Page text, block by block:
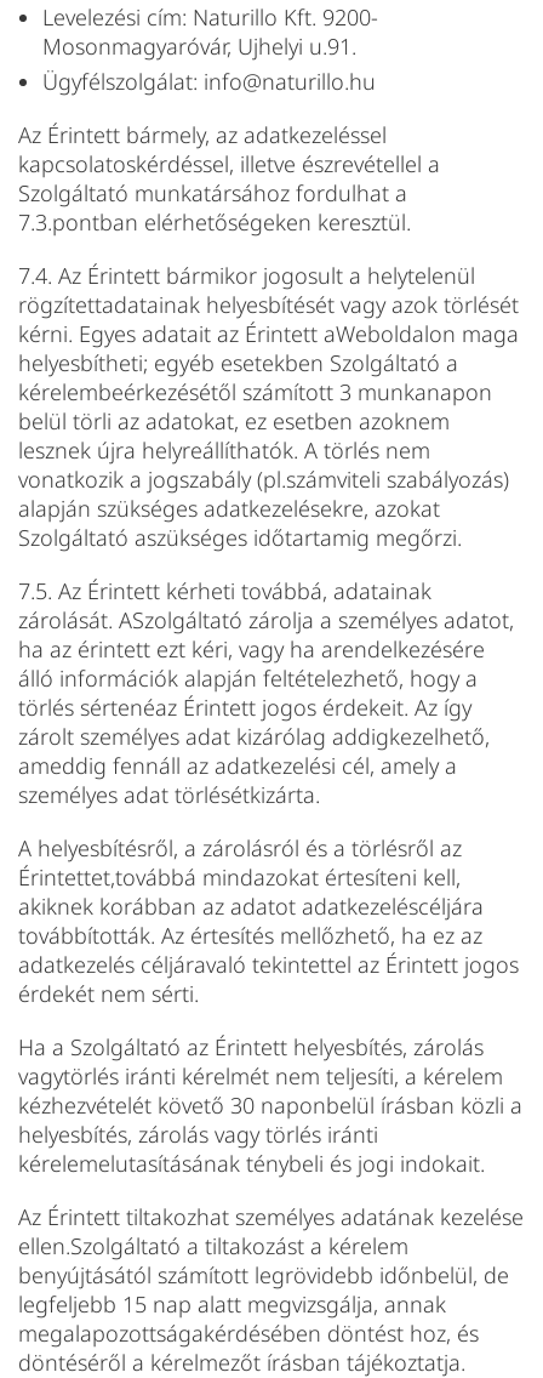
Levelezési cím: Naturillo Kft. 9200-
Mosonmagyaróvár, Ujhelyi u.91.
Ügyfélszolgálat: info@naturillo.hu
Az Érintett bármely, az adatkezeléssel
kapcsolatoskérdéssel, illetve észrevétellel a
Szolgáltató munkatársához fordulhat a
7.3.pontban elérhetőségeken keresztül.
7.4. Az Érintett bármikor jogosult a helytelenül
rögzítettadatainak helyesbítését vagy azok törlését
kérni. Egyes adatait az Érintett aWeboldalon maga
helyesbítheti; egyéb esetekben Szolgáltató a
kérelembeérkezésétől számított 3 munkanapon
belül törli az adatokat, ez esetben azoknem
lesznek újra helyreállíthatók. A törlés nem
vonatkozik a jogszabály (pl.számviteli szabályozás)
alapján szükséges adatkezelésekre, azokat
Szolgáltató aszükséges időtartamig megőrzi.
7.5. Az Érintett kérheti továbbá, adatainak
zárolását. ASzolgáltató zárolja a személyes adatot,
ha az érintett ezt kéri, vagy ha arendelkezésére
álló információk alapján feltételezhető, hogy a
törlés sértenéaz Érintett jogos érdekeit. Az így
zárolt személyes adat kizárólag addigkezelhető,
ameddig fennáll az adatkezelési cél, amely a
személyes adat törlésétkizárta.
A helyesbítésről, a zárolásról és a törlésről az
Érintettet,továbbá mindazokat értesíteni kell,
akiknek korábban az adatot adatkezeléscéljára
továbbították. Az értesítés mellőzhető, ha ez az
adatkezelés céljáravaló tekintettel az Érintett jogos
érdekét nem sérti.
Ha a Szolgáltató az Érintett helyesbítés, zárolás
vagytörlés iránti kérelmét nem teljesíti, a kérelem
kézhezvételét követő 30 naponbelül írásban közli a
helyesbítés, zárolás vagy törlés iránti
kérelemelutasításának ténybeli és jogi indokait.
Az Érintett tiltakozhat személyes adatának kezelése
ellen.Szolgáltató a tiltakozást a kérelem
benyújtásától számított legrövidebb időnbelül, de
legfeljebb 15 nap alatt megvizsgálja, annak
megalapozottságakérdésében döntést hoz, és
döntéséről a kérelmezőt írásban tájékoztatja.